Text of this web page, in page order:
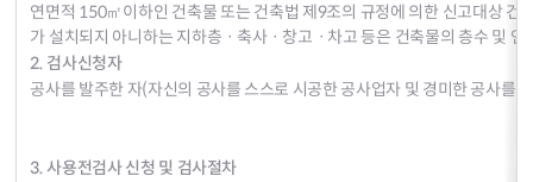
연면적 150㎡이하인 건축물 또는 건축법 제9조의 규정에 의한 신고대상 건
가 설치되지 아니하는 지하층ㆍ축사ㆍ창고ㆍ차고 등은 건축물의 층수 및
2. 검사신청자
공사를 발주한 자(자신의 공사를 스스로 시공한 공사업자 및 경미한 공사를
3. 사용전검사 신청 및 검사절차